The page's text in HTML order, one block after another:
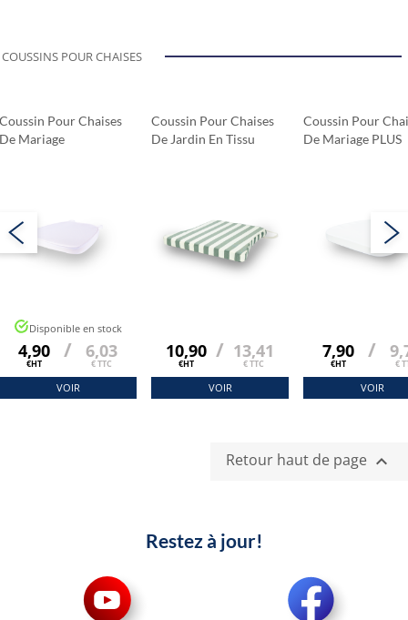
COUSSINS POUR CHAISES
Coussin Pour Chaises
De Mariage
Disponible en stock
4,90
€HT
/ 6,03
€ TTC
VOIR
Coussin Pour Chaises
De Jardin En Tissu
10,90
€HT
/ 13,41
€ TTC
VOIR
Coussin Pour
De Mariage PLUS
7,90
€HT
/
€
VOIR
Retour haut de page 
Restez à jour!